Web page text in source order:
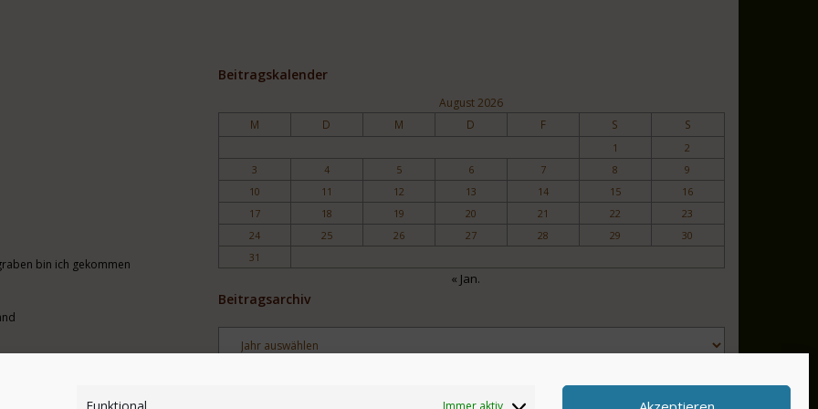
Immer aktiv
bin ich gekommen
Beitragskalender
August 2026
M D M D F S S
1
2
3
4 5 6 7 8
9
10
11 12 13 14 15
16
17
18 19 20 21 22
23
24
25 26 27 28 29
30
31
« Jan.
Beitragsarchiv
Archiv